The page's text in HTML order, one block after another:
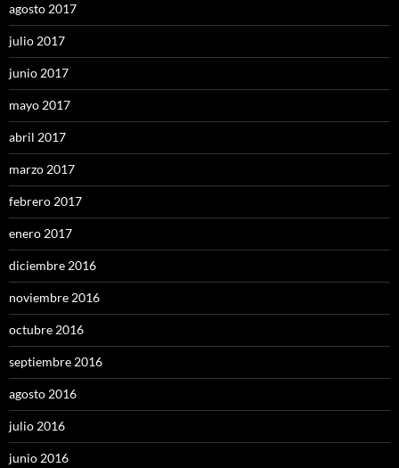
agosto 2017
julio 2017
junio 2017
mayo 2017
abril 2017
marzo 2017
febrero 2017
enero 2017
diciembre 2016
noviembre 2016
octubre 2016
septiembre 2016
agosto 2016
julio 2016
junio 2016